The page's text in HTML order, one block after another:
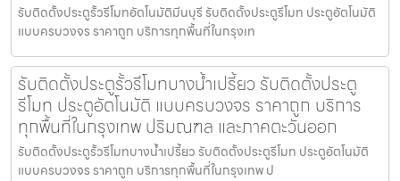
รับติดตั้งประตูรั้วรีโมทอัตโนมัติมีนบุรี รับติดตั้งประตูรีโมท ประตูอัตโนมัติ
แบบครบวงจร ราคาถูก บริการทุกพื้นที่ในกรุงเท
รับติดตั้งประตูรั้วรีโมทบางน้ำเปรี้ยว รับติดตั้งประตู
รีโมท ประตูอัตโนมัติ แบบครบวงจร ราคาถูก บริการ
ทุกพื้นที่ในกรุงเทพ ปริมณฑล และภาคตะวันออก
รับติดตั้งประตูรั้วรีโมทบางน้ำเปรี้ยว รับติดตั้งประตูรีโมท ประตูอัตโนมัติ
แบบครบวงจร ราคาถูก บริการทุกพื้นที่ในกรุงเทพ ป